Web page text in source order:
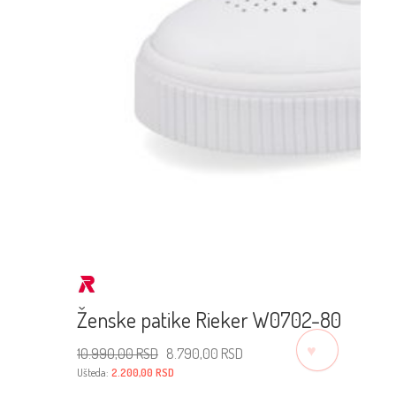
Ženske patike Rieker W0702-80
10.990,00RSD Originalna
cena
je
bila:
10.990,00 RSD.
8.790,00 RSD
8.790,00 RSD.
Ušteda: 2.200,00 RSD